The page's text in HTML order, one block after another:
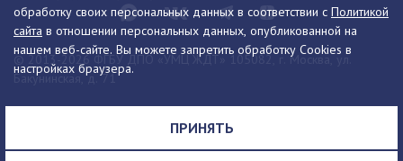
обработку своих персональных данных в соответствии с Политикой
сайта в отношении персональных данных, опубликованной на
нашем веб-сайте. Вы можете запретить обработку Cookies в
настройках браузера.
ПРИНЯТЬ
© 2013-2026 ФГБУ ДПО «УМЦ ЖДТ» 105082, г. Москва, ул.
Бакунинская, д. 71
Телефон:8 (495) 739-00-30 info@umczdt.ru
схема проезда